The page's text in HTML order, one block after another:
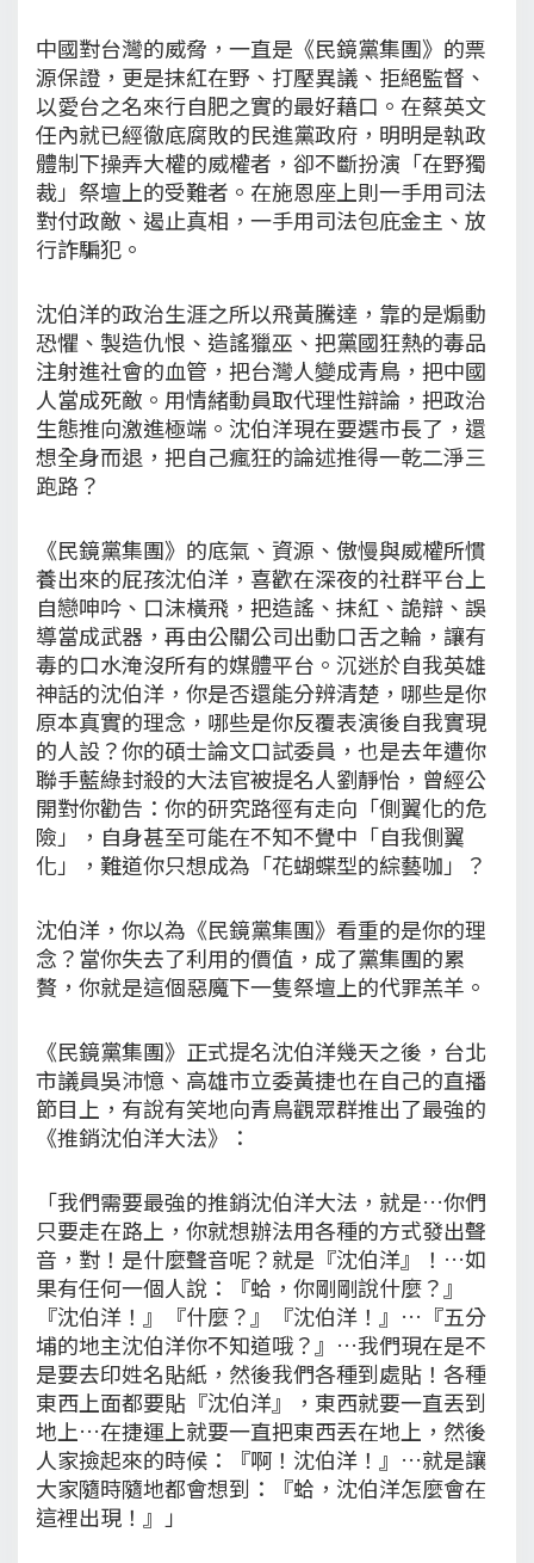
中國對台灣的威脅，一直是《民鏡黨集團》的票
源保證，更是抹紅在野、打壓異議、拒絕監督、
以愛台之名來行自肥之實的最好藉口。在蔡英文
任內就已經徹底腐敗的民進黨政府，明明是執政
體制下操弄大權的威權者，卻不斷扮演「在野獨
裁」祭壇上的受難者。在施恩座上則一手用司法
對付政敵、遏止真相，一手用司法包庇金主、放
行詐騙犯。
沈伯洋的政治生涯之所以飛黃騰達，靠的是煽動
恐懼、製造仇恨、造謠獵巫、把黨國狂熱的毒品
注射進社會的血管，把台灣人變成青鳥，把中國
人當成死敵。用情緒動員取代理性辯論，把政治
生態推向激進極端。沈伯洋現在要選市長了，還
想全身而退，把自己瘋狂的論述推得一乾二淨三
跑路？
《民鏡黨集團》的底氣、資源、傲慢與威權所慣
養出來的屁孩沈伯洋，喜歡在深夜的社群平台上
自戀呻吟、口沫橫飛，把造謠、抹紅、詭辯、誤
導當成武器，再由公關公司出動口舌之輪，讓有
毒的口水淹沒所有的媒體平台。沉迷於自我英雄
神話的沈伯洋，你是否還能分辨清楚，哪些是你
原本真實的理念，哪些是你反覆表演後自我實現
的人設？你的碩士論文口試委員，也是去年遭你
聯手藍綠封殺的大法官被提名人劉靜怡，曾經公
開對你勸告：你的研究路徑有走向「側翼化的危
險」，自身甚至可能在不知不覺中「自我側翼
化」，難道你只想成為「花蝴蝶型的綜藝咖」？
沈伯洋，你以為《民鏡黨集團》看重的是你的理
念？當你失去了利用的價值，成了黨集團的累
贅，你就是這個惡魔下一隻祭壇上的代罪羔羊。
《民鏡黨集團》正式提名沈伯洋幾天之後，台北
市議員吳沛憶、高雄市立委黃捷也在自己的直播
節目上，有說有笑地向青鳥觀眾群推出了最強的
《推銷沈伯洋大法》：
「我們需要最強的推銷沈伯洋大法，就是…你們
只要走在路上，你就想辦法用各種的方式發出聲
音，對！是什麼聲音呢？就是『沈伯洋』！…如
果有任何一個人說：『蛤，你剛剛說什麼？』
『沈伯洋！』『什麼？』『沈伯洋！』…『五分
埔的地主沈伯洋你不知道哦？』…我們現在是不
是要去印姓名貼紙，然後我們各種到處貼！各種
東西上面都要貼『沈伯洋』，東西就要一直丟到
地上…在捷運上就要一直把東西丟在地上，然後
人家撿起來的時候：『啊！沈伯洋！』…就是讓
大家隨時隨地都會想到：『蛤，沈伯洋怎麼會在
這裡出現！』」